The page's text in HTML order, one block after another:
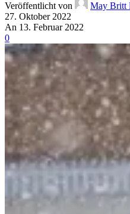
Veröffentlicht von
May Britt
27. Oktober 2022
An 13. Februar 2022
0